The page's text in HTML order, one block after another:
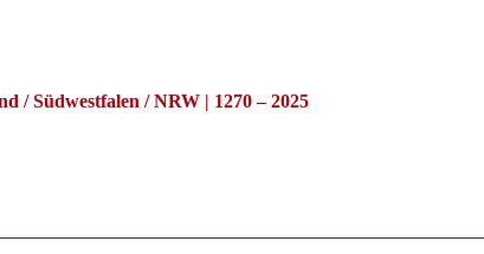
/ Südwestfalen / NRW | 1270 – 2025